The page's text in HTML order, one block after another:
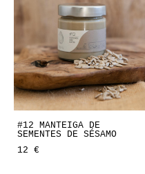
#12 MANTEIGA DE
SEMENTES DE SÉSAMO
12 €